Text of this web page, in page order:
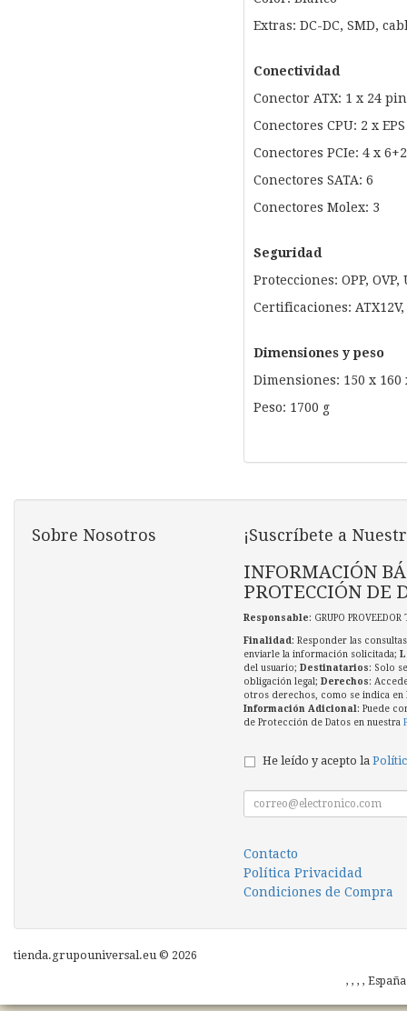
Extras: DC-DC, SMD,
Conectividad
Conector ATX: 1 x 24
Conectores CPU: 2 x
Conectores PCIe: 4 x
Conectores SATA: 6
Conectores Molex: 3
Seguridad
Protecciones: OPP, OVP,
Certificaciones: ATX12V,
Dimensiones y peso
Dimensiones: 150 x 160
Peso: 1700 g
Sobre Nosotros ¡Suscríbete a
INFORMACIÓN
PROTECCIÓN DE
Responsable: GRUPO
Finalidad : Responder las
enviarle la información solicitada;
del usuario; Destinatarios: Solo
obligación legal; Derechos:
otros derechos, como se indica en
Información Adicional : Puede
de Protección de Datos en nuestra
He leído y acepto la
Contacto
Política Privacidad
Condiciones de Compra
tienda.grupouniversal.eu © 2026
, , , ,